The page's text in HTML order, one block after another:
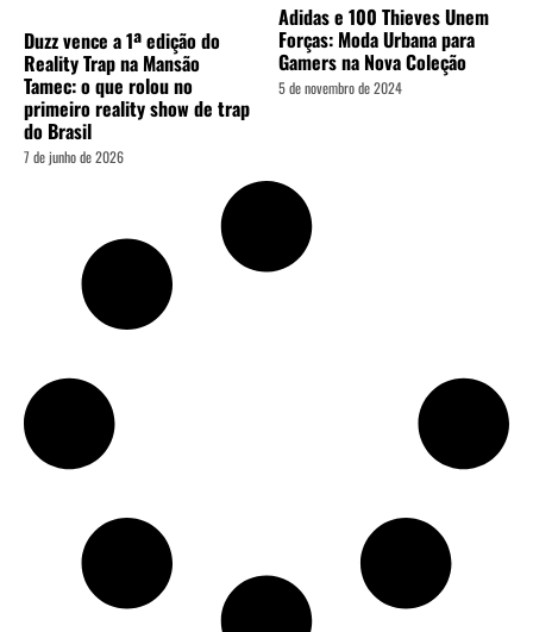
Duzz vence a 1ª edição do
Reality Trap na Mansão
Tamec: o que rolou no
primeiro reality show de trap
do Brasil
7 de junho de 2026
Adidas e 100 Thieves Unem
Forças: Moda Urbana para
Gamers na Nova Coleção
5 de novembro de 2024